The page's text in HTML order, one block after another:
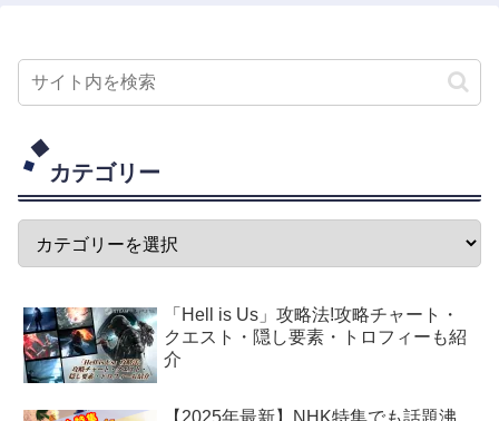
カテゴリー
「Hell is Us」攻略法!攻略チャート・
クエスト・隠し要素・トロフィーも紹
介
【2025年最新】NHK特集でも話題沸